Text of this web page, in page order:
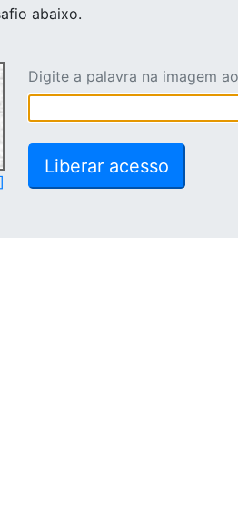
abaixo.
Digite a palavra na imagem